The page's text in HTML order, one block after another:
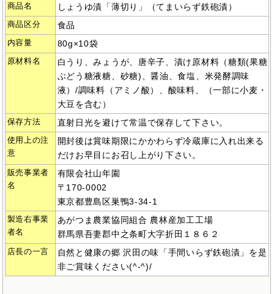
商品名 しょうゆ漬「薄切り」（てまいらず鉄砲漬）
商品区分 食品
内容量 80g×10袋
原材料名
白うり、みょうが、唐辛子、漬け原材料（糖類(果糖
ぶどう糖液糖、砂糖)、醤油、食塩、米発酵調味
液）/調味料（アミノ酸）、酸味料、（一部に小麦・
大豆を含む）
保存方法 直射日光を避けて常温で保存して下さい。
使用上の注
意
開封後は賞味期限にかかわらず冷蔵庫に入れ出来る
だけお早目にお召し上がり下さい。
販売事業者
名
有限会社山年園
〒170-0002
東京都豊島区巣鴨3-34-1
製造右事業
者名
あがつま農業協同組合 農林産加工工場
群馬県吾妻郡中之条町大字折田１８６２
店長の一言
自然と健康の郷 沢田の味「手間いらず鉄砲漬」を是
非ご賞味ください(^-^)/